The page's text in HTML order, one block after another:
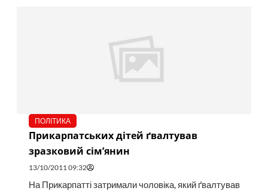
ПОЛІТИКА
Прикарпатських дітей ґвалтував
зразковий сім’янин
13/10/2011 09:32
На Прикарпатті затримали чоловіка, який ґвалтував